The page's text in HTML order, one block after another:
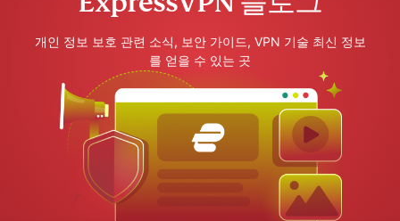
개인 정보 보호 관련 소식, 보안 가이드, VPN 기술 최신 정보
를 얻을 수 있는 곳